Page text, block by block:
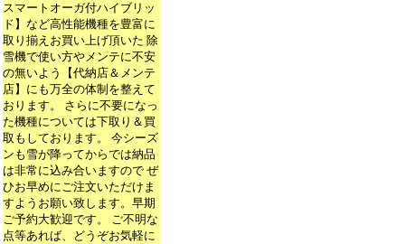
スマートオーガ付ハイブリッ
ド】など高性能機種を豊富に
取り揃えお買い上げ頂いた 除
雪機で使い方やメンテに不安
の無いよう【代納店＆メンテ
店】にも万全の体制を整えて
おります。 さらに不要になっ
た機種については下取り＆買
取もしております。 今シーズ
ンも雪が降ってからでは納品
は非常に込み合いますので ぜ
ひお早めにご注文いただけま
すようお願い致します。早期
ご予約大歓迎です。 ご不明な
点等あれば、どうぞお気軽に